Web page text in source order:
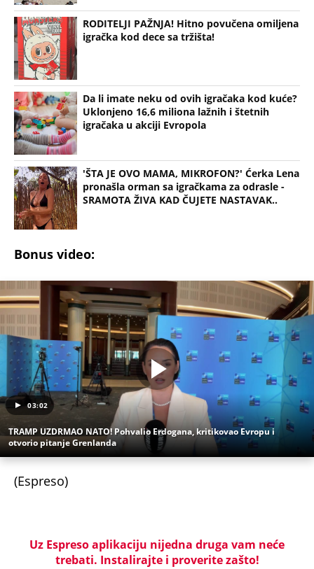
RODITELJI PAŽNJA! Hitno povučena omiljena
igračka kod dece sa tržišta!
Da li imate neku od ovih igračaka kod kuće?
Uklonjeno 16,6 miliona lažnih i štetnih
igračaka u akciji Evropola
'ŠTA JE OVO MAMA, MIKROFON?' Ćerka Lena
pronašla orman sa igračkama za odrasle -
SRAMOTA ŽIVA KAD ČUJETE NASTAVAK..
Bonus video:
03:02
TRAMP UZDRMAO NATO! Pohvalio Erdogana, kritikovao Evropu i
otvorio pitanje Grenlanda
(Espreso)
Uz Espreso aplikaciju nijedna druga vam neće
trebati. Instalirajte i proverite zašto!